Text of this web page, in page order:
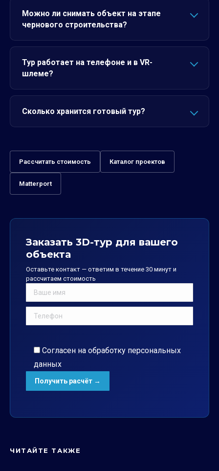
Можно ли снимать объект на этапе
чернового строительства?
Тур работает на телефоне и в VR-
шлеме?
Сколько хранится готовый тур?
Рассчитать стоимость Каталог проектов
Matterport
Заказать 3D-тур для вашего
объекта
Оставьте контакт — ответим в течение 30 минут и
рассчитаем стоимость
Согласен на обработку персональных
данных
ЧИТАЙТЕ ТАКЖЕ